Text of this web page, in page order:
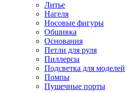
Литье
Нагеля
Носовые фигуры
Обшивка
Основания
Петли для руля
Пиллерсы
Подсветка для моделей
Помпы
Пушечные порты